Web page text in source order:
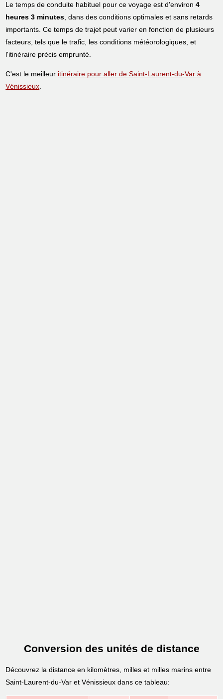
Le temps de conduite habituel pour ce voyage est d'environ4
heures 3 minutes, dans des conditions optimales et sans retards
importants. Ce temps de trajet peut varier en fonction de plusieurs
facteurs, tels que le trafic, les conditions météorologiques, et
l'itinéraire précis emprunté.
C'est le meilleur itinéraire pour aller de Saint-Laurent-du-Var à
Vénissieux.
Conversion des unités de distance
Découvrez la distance en kilomètres, milles et milles marins entre
Saint-Laurent-du-Var et Vénissieux dans ce tableau: